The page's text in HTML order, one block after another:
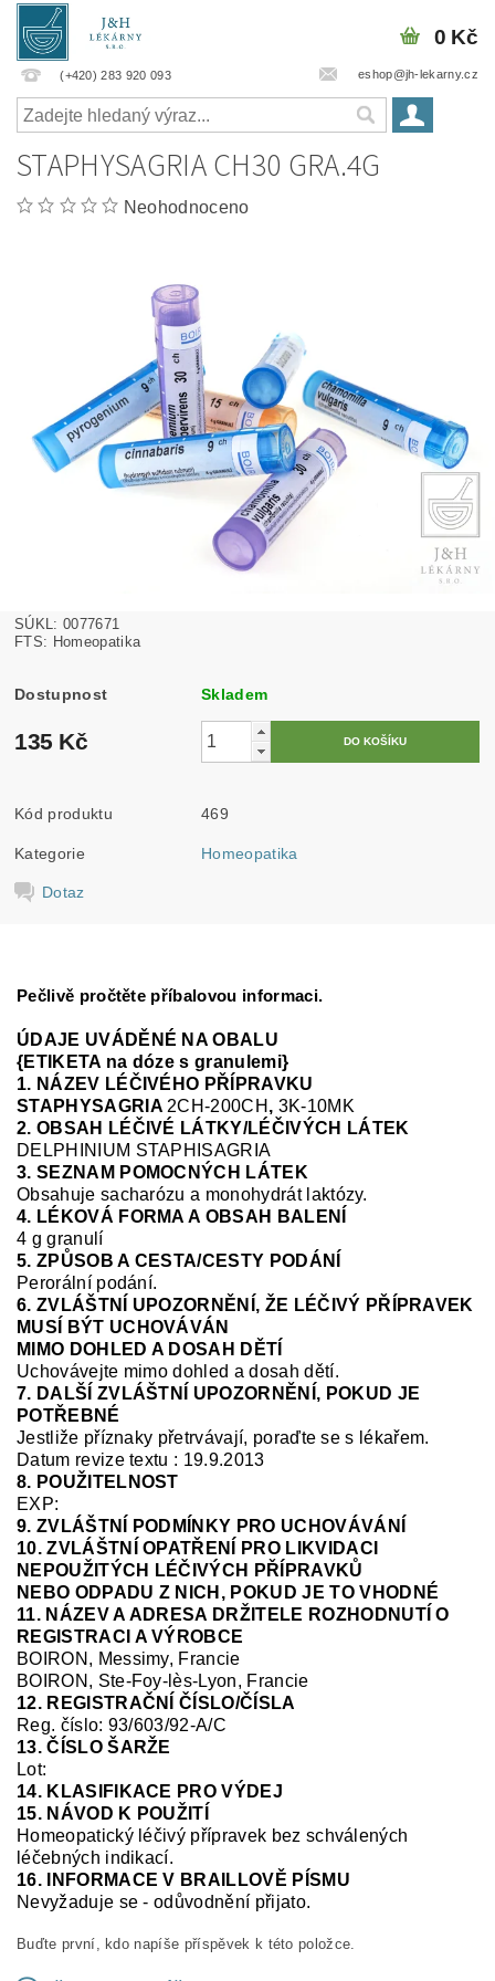
(+420) 283 920 093 eshop@jh-lekarny.cz
0 Kč
STAPHYSAGRIA CH30 GRA.4G
Neohodnoceno
SÚKL: 0077671
FTS: Homeopatika
Dostupnost Skladem
135 Kč
Kód produktu 469
Kategorie Homeopatika
Dotaz
Pečlivě pročtěte příbalovou informaci.
ÚDAJE UVÁDĚNÉ NA OBALU
{ETIKETA na dóze s granulemi}
1. NÁZEV LÉČIVÉHO PŘÍPRAVKU
STAPHYSAGRIA 2CH-200CH , 3K-10MK
2. OBSAH LÉČIVÉ LÁTKY/LÉČIVÝCH LÁTEK
DELPHINIUM STAPHISAGRIA
3. SEZNAM POMOCNÝCH LÁTEK
Obsahuje sacharózu a monohydrát laktózy.
4. LÉKOVÁ FORMA A OBSAH BALENÍ
4 g granulí
5. ZPŮSOB A CESTA/CESTY PODÁNÍ
Perorální podání.
6. ZVLÁŠTNÍ UPOZORNĚNÍ, ŽE LÉČIVÝ PŘÍPRAVEK
MUSÍ BÝT UCHOVÁVÁN
MIMO DOHLED A DOSAH DĚTÍ
Uchovávejte mimo dohled a dosah dětí.
7. DALŠÍ ZVLÁŠTNÍ UPOZORNĚNÍ, POKUD JE
POTŘEBNÉ
Jestliže příznaky přetrvávají, poraďte se s lékařem.
Datum revize textu : 19.9.2013
8. POUŽITELNOST
EXP:
9. ZVLÁŠTNÍ PODMÍNKY PRO UCHOVÁVÁNÍ
10. ZVLÁŠTNÍ OPATŘENÍ PRO LIKVIDACI
NEPOUŽITÝCH LÉČIVÝCH PŘÍPRAVKŮ
NEBO ODPADU Z NICH, POKUD JE TO VHODNÉ
11. NÁZEV A ADRESA DRŽITELE ROZHODNUTÍ O
REGISTRACI A VÝROBCE
BOIRON, Messimy, Francie
BOIRON, Ste-Foy- lès-Lyon, Francie
12. REGISTRAČNÍ ČÍSLO/ČÍSLA
Reg. číslo: 93/603/92-A/C
13. ČÍSLO ŠARŽE
Lot:
14. KLASIFIKACE PRO VÝDEJ
15. NÁVOD K POUŽITÍ
Homeopatický léčivý přípravek bez schválených
léčebných indikací.
16. INFORMACE V BRAILLOVĚ PÍSMU
Nevyžaduje se-odůvodnění přijato.
Buďte první, kdo napíše příspěvek k této položce.